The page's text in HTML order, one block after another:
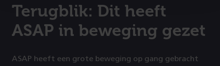
Terugblik: Dit heeft
ASAP in beweging gezet
ASAP heeft een grote beweging op gang gebracht